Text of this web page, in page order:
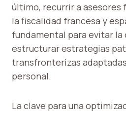
último, recurrir a asesores
la fiscalidad francesa y
fundamental para evitar
estructurar estrategias
transfronterizas
personal.
La clave para una